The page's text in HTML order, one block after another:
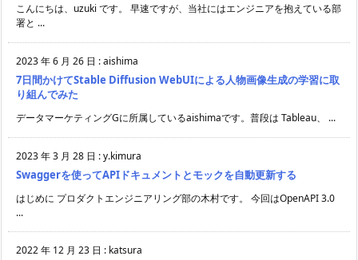
こんにちは、uzuki です。 早速ですが、当社にはエンジニアを抱えている部
署と ...
2023 年 6 月 26 日 :aishima
7日間かけてStable Diffusion WebUIによる人物画像生成の学習に取
り組んでみた
データマーケティングGに所属しているaishimaです。普段は Tableau、 ...
2023 年 3 月 28 日 :y.kimura
Swaggerを使ってAPIドキュメントとモックを自動更新する
はじめに プロダクトエンジニアリング部の木村です。 今回はOpenAPI 3.0
...
2022 年 12 月 23 日 : katsura